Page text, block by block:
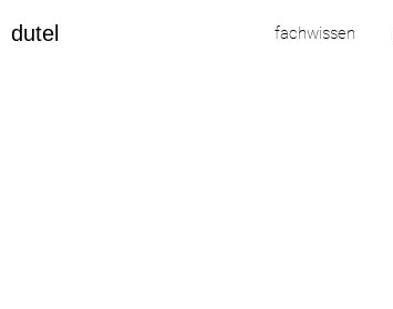
dutel fachwissen